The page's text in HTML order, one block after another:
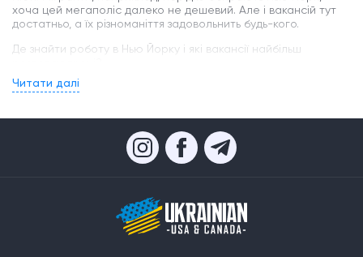
Читати далі
хоча цей мегаполіс далеко не дешевий. Але і вакансій тут
достатньо, а їх різноманіття задовольнить будь-кого.
Де знайти роботу в Нью Йорку і які вакансії найбільш
Коли ви починаєте пошук роботи, то перш за все вам
працювати. На цей вибір впливають не лише ваші
вподобання, а й вміння та навички, освіта, рівень знання
англійської, досвід роботи у тій чи іншій галузі. Також треба
враховувати, чи потрібно вам починати працювати негайно,
можна декількома способами:
Через дошки оголошень в мережі інтернет.
найсучасніший метод, який дає найкращі результати. Саме